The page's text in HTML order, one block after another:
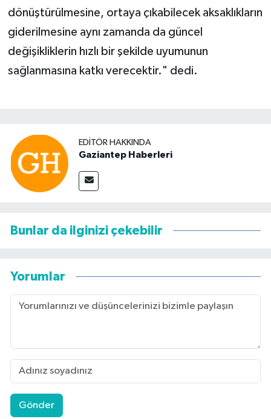
dönüştürülmesine, ortaya çıkabilecek aksaklıkların
giderilmesine aynı zamanda da güncel
değişikliklerin hızlı bir şekilde uyumunun
sağlanmasına katkı verecektir." dedi.
EDITÖR HAKKINDA
Gaziantep Haberleri
Bunlar da ilginizi çekebilir
Yorumlar
Gönder